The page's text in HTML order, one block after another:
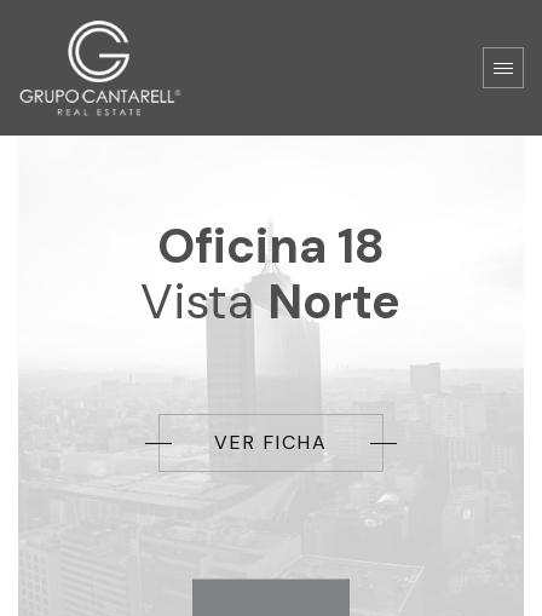
Oficina 18
VistaNorte
VER FICHA